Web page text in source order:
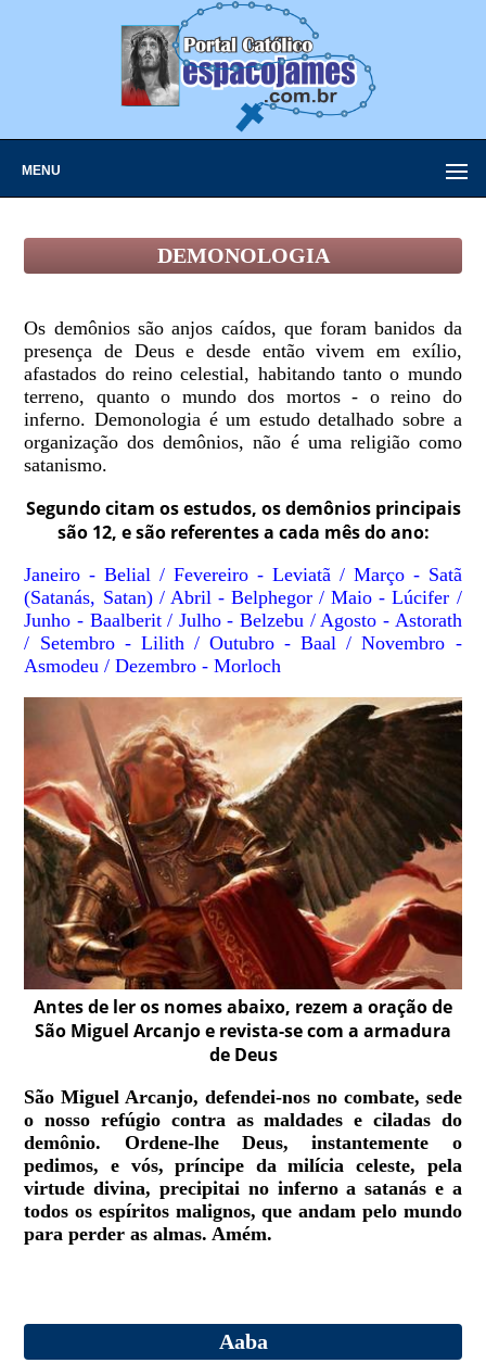
MENU
DEMONOLOGIA
Os demônios são anjos caídos, que foram banidos da
presença de Deus e desde então vivem em exílio,
afastados do reino celestial, habitando tanto o mundo
terreno, quanto o mundo dos mortos - o reino do
inferno. Demonologia é um estudo detalhado sobre a
organização dos demônios, não é uma religião como
satanismo.
Segundo citam os estudos, os demônios principais
são 12, e são referentes a cada mês do ano:
Janeiro - Belial / Fevereiro - Leviatã / Março - Satã
(Satanás, Satan) / Abril - Belphegor / Maio - Lúcifer /
Junho - Baalberit / Julho - Belzebu / Agosto - Astorath
/ Setembro - Lilith / Outubro - Baal / Novembro -
Asmodeu / Dezembro - Morloch
Antes de ler os nomes abaixo, rezem a oração de
São Miguel Arcanjo e revista-se com a armadura
de Deus
São Miguel Arcanjo, defendei-nos no combate, sede
o nosso refúgio contra as maldades e ciladas do
demônio. Ordene-lhe Deus, instantemente o
pedimos, e vós, príncipe da milícia celeste, pela
virtude divina, precipitai no inferno a satanás e a
todos os espíritos malignos, que andam pelo mundo
para perder as almas. Amém.
Aaba